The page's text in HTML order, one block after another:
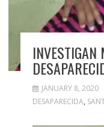
INVESTIGAN
JANUARY 8, 2020
DESAPARECIDA,